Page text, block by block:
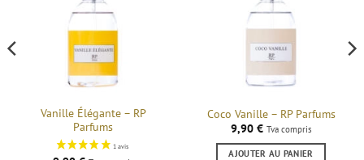
Vanille Élégante – RP
Parfums
Coco Vanille – RP Parfums
9,90 € Tva compris
AJOUTER AU PANIER